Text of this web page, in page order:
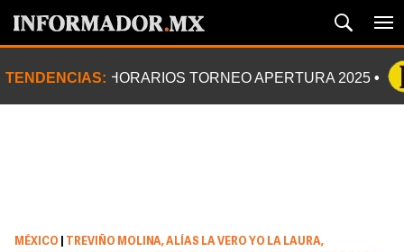
TENDENCIAS: HORARIOS TORNEO APERTURA 2025
MÉXICO
TREVIÑO MOLINA, ALÍAS LA VERO YO LA LAURA,